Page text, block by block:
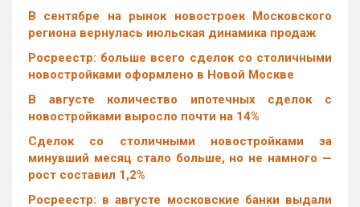
В сентябре на рынок новостроек Московского
региона вернулась июльская динамика продаж
Росреестр: больше всего сделок со столичными
новостройками оформлено в Новой Москве
В августе количество ипотечных сделок с
новостройками выросло почти на 14%
Cделок со столичными новостройками за
минувший месяц стало больше, но не намного —
рост составил 1,2%
Росреестр: в августе московские банки выдали